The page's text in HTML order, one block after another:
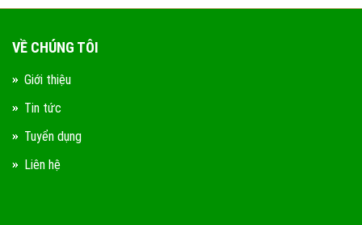
VỀ CHÚNG TÔI
Giới thiệu
Tin tức
Tuyển dụng
Liên hệ